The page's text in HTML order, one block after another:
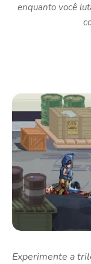
enquanto você
Experimente a